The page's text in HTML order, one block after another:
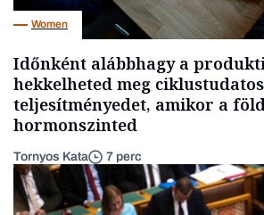
Women
Időnként alábbhagy a
hekkelheted meg
teljesítményedet, amikor a
hormonszinted
Tornyos Kata 7 perc